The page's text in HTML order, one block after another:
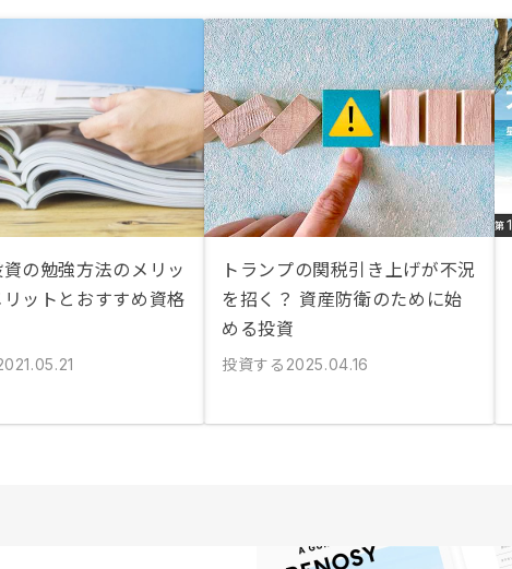
の勉強方法のメリッ
リットとおすすめ資格
トランプの関税引き上げが不況
を招く？ 資産防衛のために始
める投資
投資する 2025.04.16